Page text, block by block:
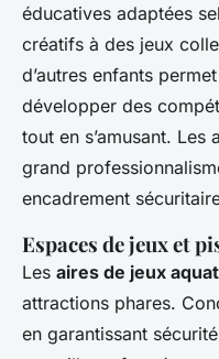
éducatives adaptées
créatifs à des jeux
d’autres enfants
développer des
tout en s’amusant. Les
grand
encadrement
Espaces de jeux et
Les aires de jeux
attractions phares.
en garantissant